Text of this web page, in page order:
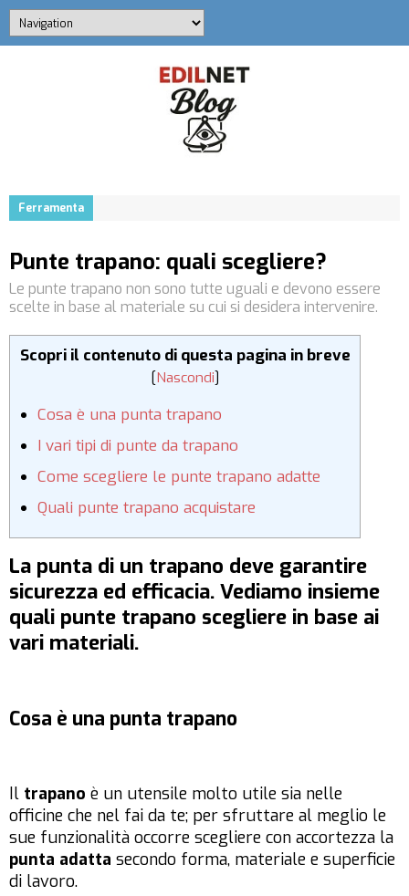
Ferramenta
Punte trapano: quali scegliere?
Le punte trapano non sono tutte uguali e devono essere
scelte in base al materiale su cui si desidera intervenire.
Scopri il contenuto di questa pagina in breve
[Nascondi]
Cosa è una punta trapano
I vari tipi di punte da trapano
Come scegliere le punte trapano adatte
Quali punte trapano acquistare
La punta di un trapano deve garantire
sicurezza ed efficacia. Vediamo insieme
quali punte trapano scegliere in base ai
vari materiali.
Cosa è una punta trapano
Il trapano è un utensile molto utile sia nelle
officine che nel fai da te; per sfruttare al meglio le
sue funzionalità occorre scegliere con accortezza la
punta adatta secondo forma, materiale e superficie
di lavoro.